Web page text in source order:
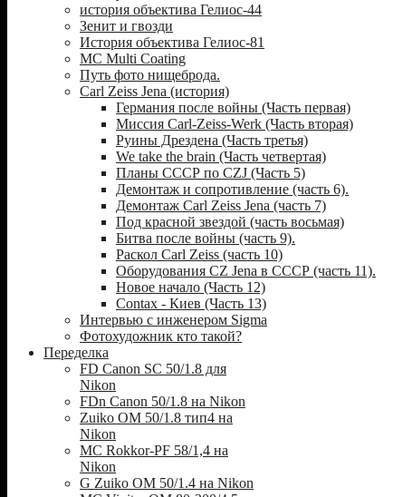
история объектива Гелиос-44
Зенит и гвозди
История объектива Гелиос-81
MC Multi Coating
Путь фото нищеброда.
Carl Zeiss Jena (история)
Германия после войны (Часть первая)
Миссия Carl-Zeiss-Werk (Часть вторая)
Руины Дрездена (Часть третья)
We take the brain (Часть четвертая)
Планы СССР по CZJ (Часть 5)
Демонтаж и сопротивление (часть 6).
Демонтаж Carl Zeiss Jena (часть 7)
Под красной звездой (часть восьмая)
Битва после войны (часть 9).
Раскол Carl Zeiss (часть 10)
Оборудования CZ Jena в СССР (часть 11).
Новое начало (Часть 12)
Contax - Киев (Часть 13)
Интервью с инженером Sigma
Фотохудожник кто такой?
Переделка
FD Canon SC 50/1.8 для
Nikon
FDn Canon 50/1.8 на Nikon
Zuiko OM 50/1.8 тип4 на
Nikon
MC Rokkor-PF 58/1,4 на
Nikon
G Zuiko OM 50/1.4 на Nikon